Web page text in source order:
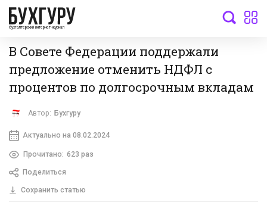
бухгалтерский интернет-журнал
В Совете Федерации поддержали
предложение отменить НДФЛ с
процентов по долгосрочным вкладам
Автор: Бухгуру
Актуально на 08.02.2024
Прочитано: 623 раз
Поделиться
Сохранить статью